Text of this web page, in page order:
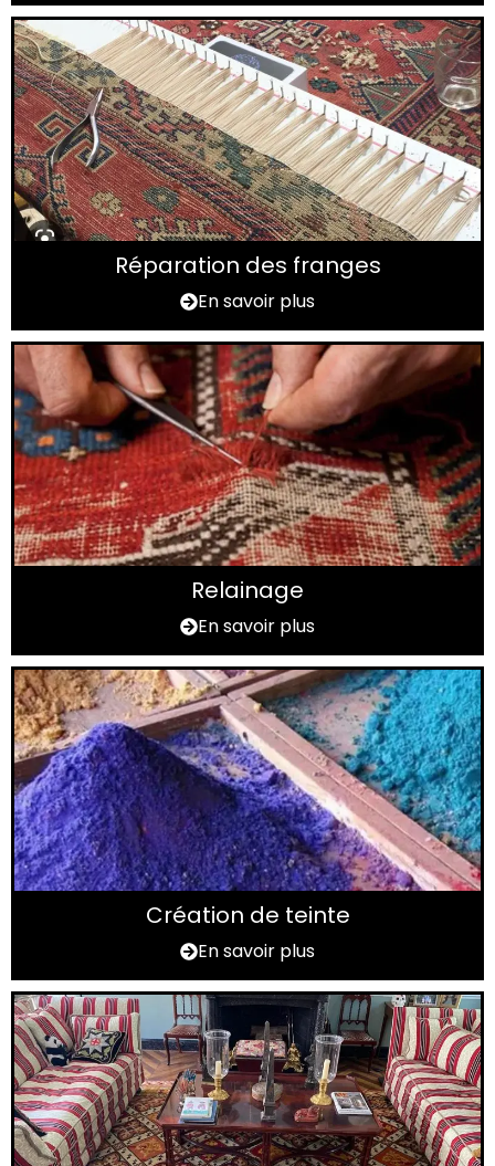
Réparation des franges
En savoir plus
Relainage
En savoir plus
Création de teinte
En savoir plus